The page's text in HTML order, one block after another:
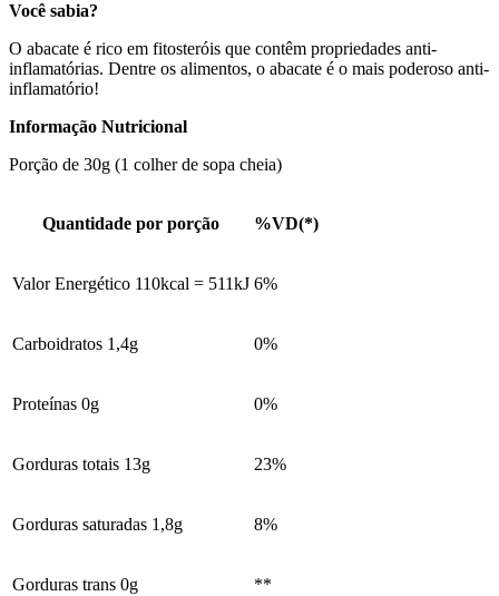
Você sabia?
O abacate é rico em fitosteróis que contêm propriedades anti-
inflamatórias. Dentre os alimentos, o abacate é o mais poderoso anti-
inflamatório!
Informação Nutricional
Porção de 30g (1 colher de sopa cheia)
Quantidade por porção %VD(*)
Valor Energético 110kcal = 511kJ 6%
Carboidratos 1,4g 0%
Proteínas 0g 0%
Gorduras totais 13g 23%
Gorduras saturadas 1,8g 8%
Gorduras trans 0g **